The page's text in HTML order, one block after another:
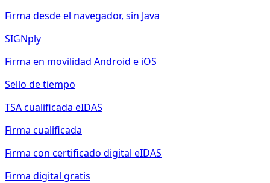
Firma desde el navegador, sin Java
SIGNply
Firma en movilidad Android e iOS
Sello de tiempo
TSA cualificada eIDAS
Firma cualificada
Firma con certificado digital eIDAS
Firma digital gratis